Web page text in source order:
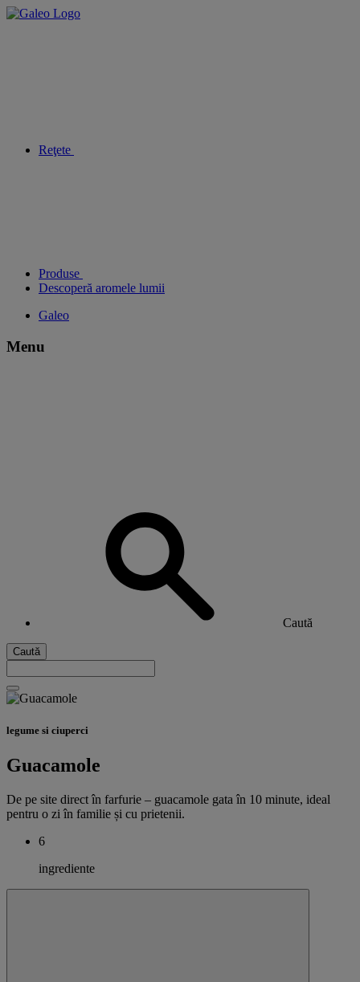
Reţete
Produse
Descoperă aromele lumii
Galeo
Menu
Caută
Caută
legume si ciuperci
Guacamole
De pe site direct în farfurie – guacamole gata în 10 minute, ideal
pentru o zi în familie și cu prietenii.
6
ingrediente